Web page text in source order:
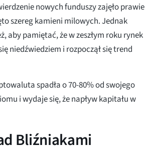
nowych funduszy zajęło prawie
szereg kamieni milowych. Jednak
aby pamiętać, że w zeszłym roku rynek
niedźwiedziem i rozpoczął się trend
spadła o 70-80% od swojego
i wydaje się, że napływ kapitału w
Bliźniakami